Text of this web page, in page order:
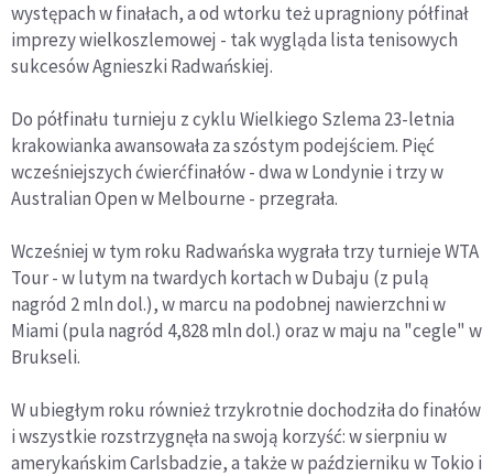
występach w finałach, a od wtorku też upragniony półfinał
imprezy wielkoszlemowej - tak wygląda lista tenisowych
sukcesów Agnieszki Radwańskiej.
Do półfinału turnieju z cyklu Wielkiego Szlema 23-letnia
krakowianka awansowała za szóstym podejściem. Pięć
wcześniejszych ćwierćfinałów - dwa w Londynie i trzy w
Australian Open w Melbourne - przegrała.
Wcześniej w tym roku Radwańska wygrała trzy turnieje WTA
Tour - w lutym na twardych kortach w Dubaju (z pulą
nagród 2 mln dol.), w marcu na podobnej nawierzchni w
Miami (pula nagród 4,828 mln dol.) oraz w maju na "cegle" w
Brukseli.
W ubiegłym roku również trzykrotnie dochodziła do finałów
i wszystkie rozstrzygnęła na swoją korzyść: w sierpniu w
amerykańskim Carlsbadzie, a także w październiku w Tokio i